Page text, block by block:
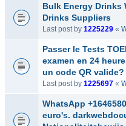
Bulk Energy Drinks
Drinks Suppliers
Last post by 1225229 «
Passer le Tests
examen en 24
un code QR valide?
Last post by 1225697 «
WhatsApp
euro's.